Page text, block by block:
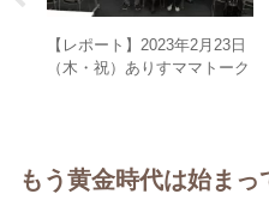
【レポート】2023年2月23日
（木・祝）ありすママトーク
もう黄金時代は始ま